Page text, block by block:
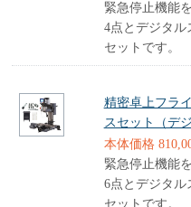
緊急停止機能
4点とデジタル
セットです。
精密卓上フラ
スセット（デ
本体価格
緊急停止機能
6点とデジタル
セットです。